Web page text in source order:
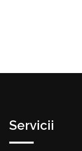
Servicii